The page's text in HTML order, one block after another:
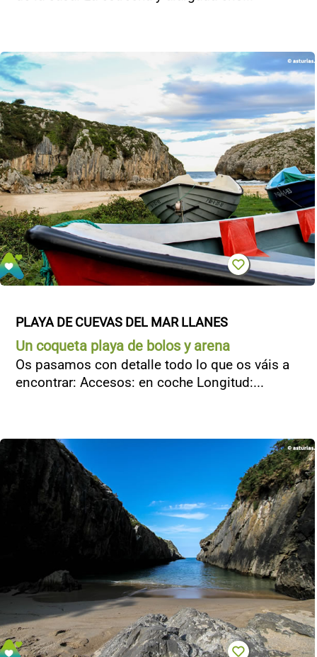
PLAYA DE CUEVAS DEL MAR LLANES
Un coqueta playa de bolos y arena
Os pasamos con detalle todo lo que os váis a
encontrar: Accesos: en coche Longitud:...